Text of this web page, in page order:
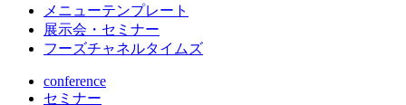
メニューテンプレート
展示会・セミナー
フーズチャネルタイムズ
conference
セミナー